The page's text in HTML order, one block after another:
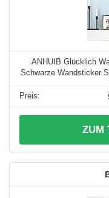
ANHUIB Glücklich
Schwarze Wandsticker
ZUM